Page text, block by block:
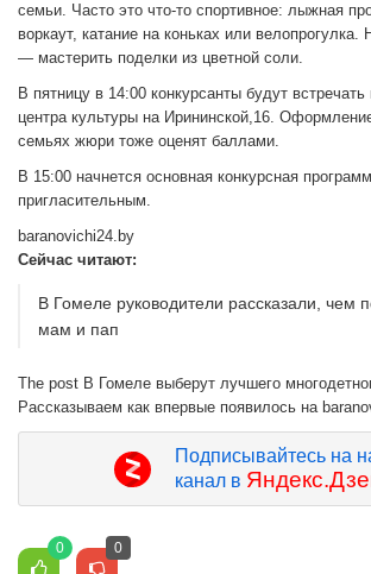
семьи. Часто это что-то спортивное: лыжная
воркаут, катание на коньках или велопрогулка.
— мастерить поделки из цветной соли.
В пятницу в 14:00 конкурсанты будут
центра культуры на Ирининской,16.
семьях жюри тоже оценят баллами.
В 15:00 начнется основная конкурсная
пригласительным.
baranovichi24.by
Сейчас читают:
В Гомеле руководители рассказали, чем
мам и пап
The post В Гомеле выберут лучшего
Рассказываем как впервые появилось на
Подписывайтесь на
канал в
0 0